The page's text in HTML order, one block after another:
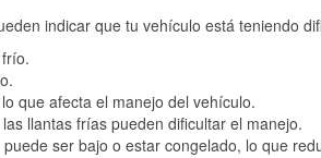
indicar que tu vehículo está teniendo
que afecta el manejo del vehículo.
llantas frías pueden dificultar el manejo.
ser bajo o estar congelado, lo que